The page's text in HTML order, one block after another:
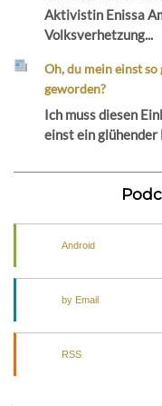
Aktivistin Enissa
Volksverhetzung...
Oh, du mein einst
geworden?
Ich muss diesen
einst ein
Android
by Email
RSS